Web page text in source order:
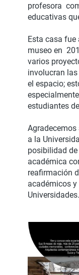
profesora
educativas
Esta casa
museo en
varios
involucran
el espacio;
estudiantes
a la
posibilidad
académica
reafirmación
académicos
Universidades.